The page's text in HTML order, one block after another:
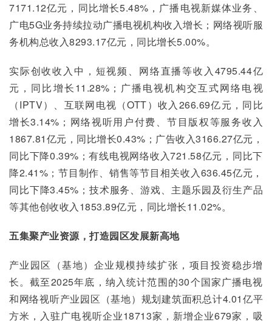
7171.12亿元，同比增长5.48%，广播电视新媒体业务、
广电5G业务持续拉动广播电视机构收入增长；网络视听服
务机构总收入8293.17亿元，同比增长5.00%。
实际创收收入中，短视频、网络直播等收入4795.44亿
元，同比增长11.28%；广播电视机构交互式网络电视
（IPTV）、互联网电视（OTT）收入266.69亿元，同比
增长3.14%；网络视听用户付费、节目版权等服务收入
1867.81亿元，同比增长0.43%；广告收入3166.27亿元，
同比下降0.39%；有线电视网络收入721.58亿元，同比下
降2.41%；节目制作、销售等节目相关收入636.45亿元，
同比下降3.45%；技术服务、游戏、主题乐园及衍生产品
等其他创收收入1853.89亿元，同比增长11.02%。
五集聚产业资源，打造园区发展新高地
产业园区（基地）企业规模持续扩张，项目投资稳步增
长。截至2025年底，纳入统计范围的30个国家广播电视
和网络视听产业园区（基地）规划建筑面积总计4.01亿平
方米，入驻广电视听企业18713家，新增企业679家，吸